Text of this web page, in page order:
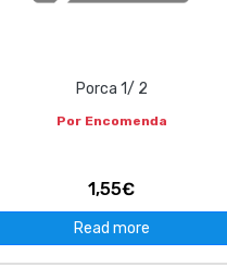
Porca 1/ 2
Por Encomenda
1,55€
Read more